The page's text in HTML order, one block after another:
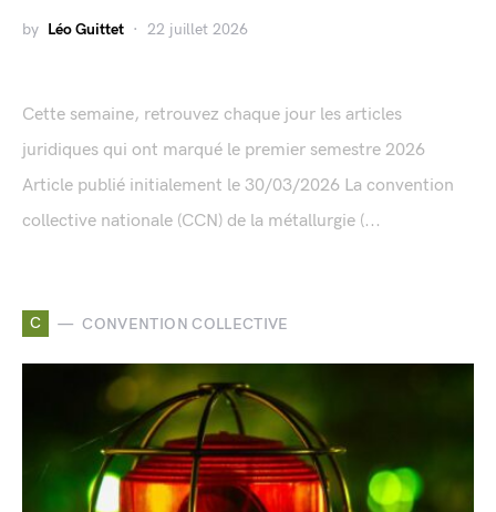
by Léo Guittet 22 juillet 2026
Cette semaine, retrouvez chaque jour les articles
juridiques qui ont marqué le premier semestre 2026
Article publié initialement le 30/03/2026 La convention
collective nationale (CCN) de la métallurgie (...
C CONVENTION COLLECTIVE